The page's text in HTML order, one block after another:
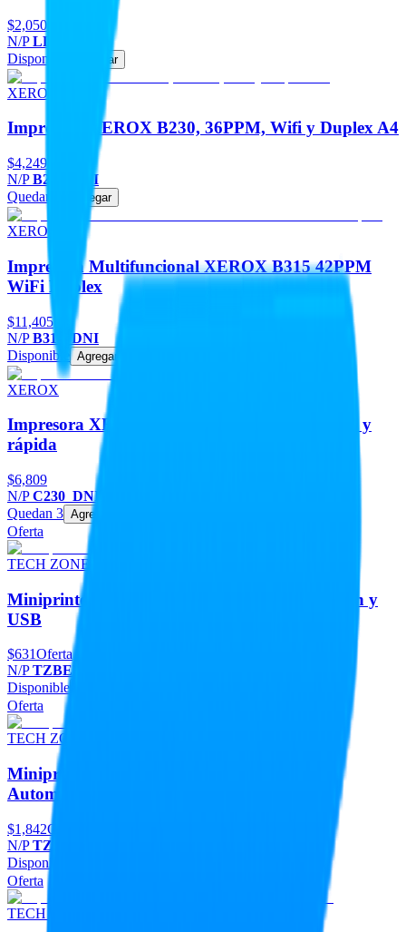
$2,050
N/PLDT124
Disponible
Agregar
XEROX
Impresora XEROX B230, 36PPM, Wifi y Duplex A4
$4,249
N/PB230_DNI
Quedan 2
Agregar
XEROX
Impresora Multifuncional XEROX B315 42PPM
WiFi Duplex
$11,405
N/PB315_DNI
Disponible Agregar
XEROX
Impresora XEROX C230, láser color, silenciosa y
rápida
$6,809
N/PC230_DNI
Quedan 3 Agregar
Oferta
TECH ZONE POS
Miniprinter Tech Zone TZBEP03 con Bluetooth y
USB
$631Oferta
N/PTZBEP03
Disponible
Oferta
TECH ZONE POS
Miniprinter Tech Zone TZBE102 con Corte
Automático
$1,842Oferta
N/PTZBE102
Disponible
Oferta
TECH ZONE POS